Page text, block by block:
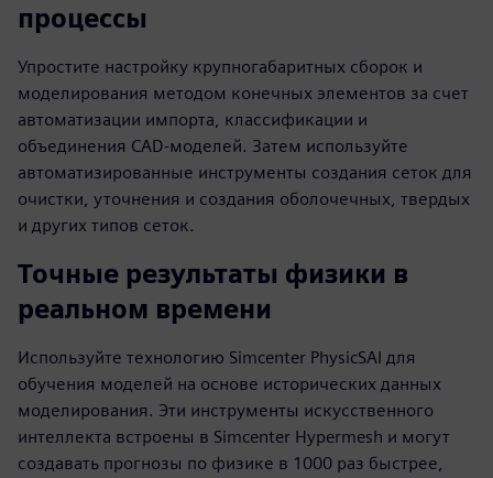
процессы
Упростите настройку крупногабаритных сборок и
моделирования методом конечных элементов за счет
автоматизации импорта, классификации и
объединения CAD-моделей. Затем используйте
автоматизированные инструменты создания сеток для
очистки, уточнения и создания оболочечных, твердых
и других типов сеток.
Точные результаты физики в
реальном времени
Используйте технологию Simcenter PhysicSAI для
обучения моделей на основе исторических данных
моделирования. Эти инструменты искусственного
интеллекта встроены в Simcenter Hypermesh и могут
создавать прогнозы по физике в 1000 раз быстрее,